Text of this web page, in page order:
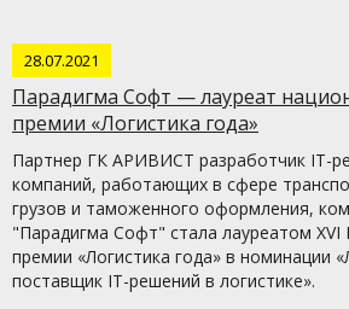
28.07.2021
Парадигма Софт — лауреат
премии «Логистика года»
Партнер ГК АРИВИСТ разработчик IT-
компаний, работающих в сфере
грузов и таможенного оформления,
"Парадигма Софт" стала лауреатом XVI
премии «Логистика года» в номинации
поставщик IT-решений в логистике».